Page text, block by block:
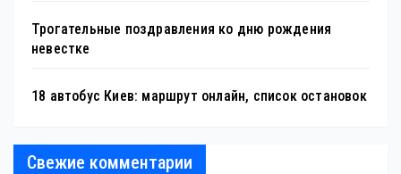
Трогательные поздравления ко дню рождения
невестке
18 автобус Киев: маршрут онлайн, список остановок
Свежие комментарии